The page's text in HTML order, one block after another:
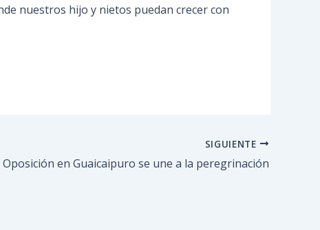
nuestros hijo y nietos puedan crecer con
SIGUIENTE
Oposición en Guaicaipuro se une a la peregrinación